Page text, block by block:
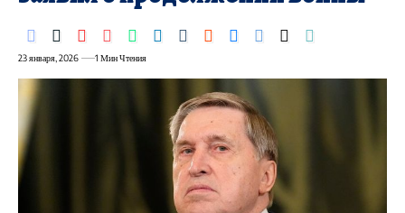
23 января, 2026 1 Мин Чтения